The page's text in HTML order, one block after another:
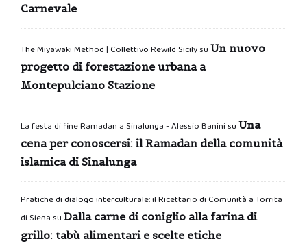
Carnevale
The Miyawaki Method | Collettivo Rewild Sicilysu Un nuovo
progetto di forestazione urbana a
Montepulciano Stazione
La festa di fine Ramadan a Sinalunga - Alessio Banini su Una
cena per conoscersi: il Ramadan della comunità
islamica di Sinalunga
Pratiche di dialogo interculturale: il Ricettario di Comunità a Torrita
di Siena su Dalla carne di coniglio alla farina di
grillo: tabù alimentari e scelte etiche